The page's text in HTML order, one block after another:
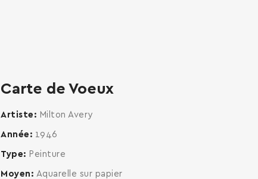
Carte de Voeux
Artiste Milton Avery
Année 1946
Type Peinture
Moyen Aquarelle sur papier